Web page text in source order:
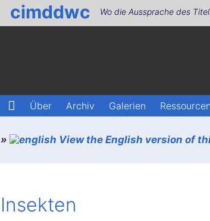
cimddwc Wo die Aussprache des
Über Archiv Galerien
» View the English version of
Insekten